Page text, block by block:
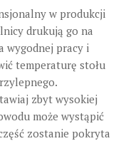
w produkcji
drukują go na
wygodnej pracy i
temperaturę stołu
zbyt wysokiej
może wystąpić
zostanie pokryta